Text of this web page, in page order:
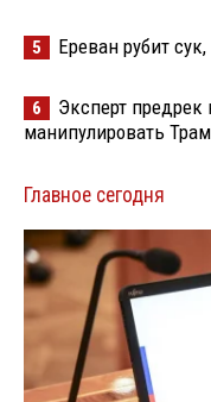
5 Ереван рубит
6
Эксперт
манипулировать
Главное сегодня